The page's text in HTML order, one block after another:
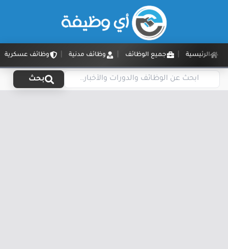
الرئيسية جميع الوظائف وظائف مدنية وظائف عسكرية
بحث